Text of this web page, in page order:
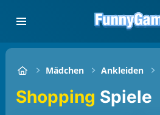
Mädchen Ankleiden
Shopping Spiele